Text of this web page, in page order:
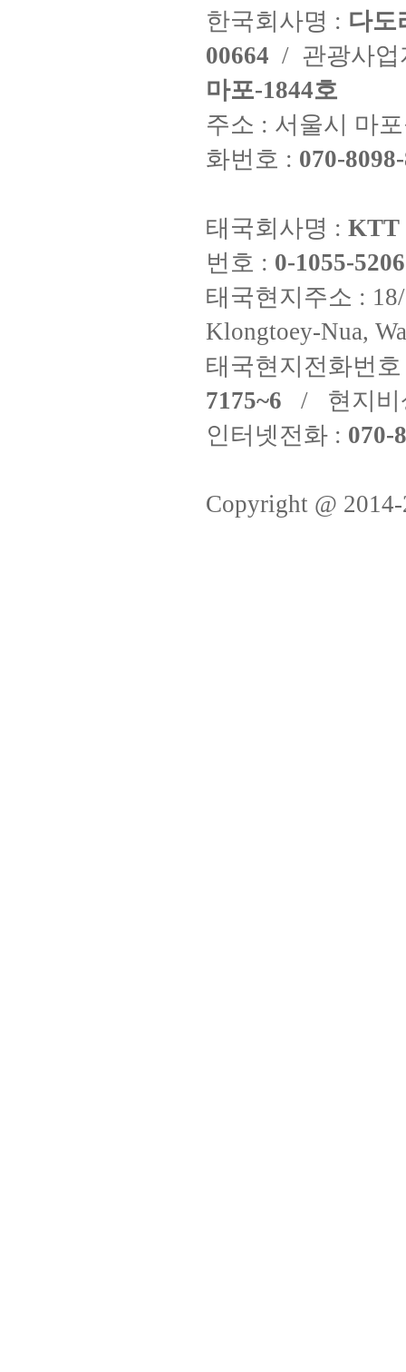
한국회사명 : 다도
00664 / 관광사
마포-1844호
주소 : 서울시 마
화번호 : 070-
태국회사명 : KTT
번호 : 0-1055-
태국현지주소 :
Klongtoey-Nua,
태국현지전화번
7175~6 / 현지비
인터넷전화 : 070-
Copyright @